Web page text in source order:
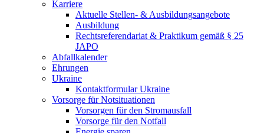
Karriere
Aktuelle Stellen- & Ausbildungsangebote
Ausbildung
Rechtsreferendariat & Praktikum gemäß § 25
JAPO
Abfallkalender
Ehrungen
Ukraine
Kontaktformular Ukraine
Vorsorge für Notsituationen
Vorsorgen für den Stromausfall
Vorsorge für den Notfall